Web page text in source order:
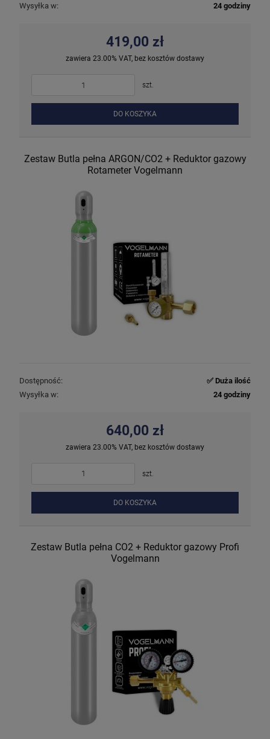
Wysyłka w:
24 godziny
419,00 zł
zawiera 23.00% VAT, bez kosztów dostawy
szt.
DO KOSZYKA
Zestaw Butla pełna ARGON/CO2 + Reduktor gazowy
Rotameter Vogelmann
Dostępność:
✅ Duża ilość
Wysyłka w:
24 godziny
640,00 zł
zawiera 23.00% VAT, bez kosztów dostawy
szt.
DO KOSZYKA
Zestaw Butla pełna CO2 + Reduktor gazowy Profi
Vogelmann